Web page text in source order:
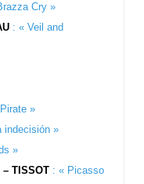
Cry »
: « Veil and
»
indecisión »
»
– TISSOT : « Picasso